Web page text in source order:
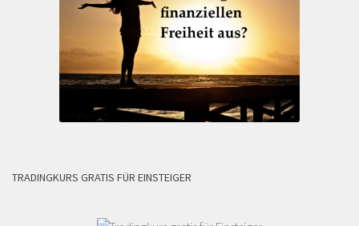
TRADINGKURS GRATIS FÜR EINSTEIGER